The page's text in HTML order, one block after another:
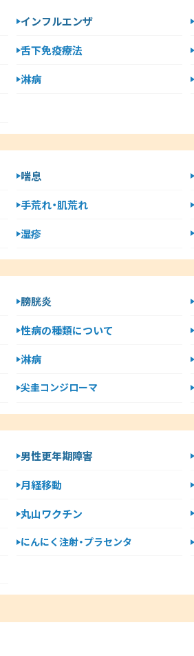
インフルエンザ
舌下免疫療法
淋病
喘息
手荒れ・肌荒れ
湿疹
膀胱炎
性病の種類について
淋病
尖圭コンジローマ
男性更年期障害
月経移動
丸山ワクチン
にんにく注射・プラセンタ